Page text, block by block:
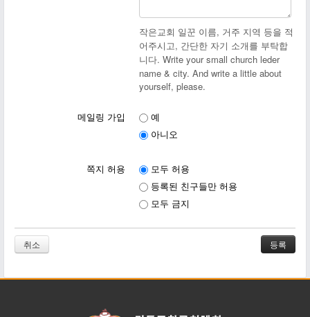
작은교회 일꾼 이름, 거주 지역 등을 적
어주시고, 간단한 자기 소개를 부탁합
니다. Write your small church leder
name & city. And write a little about
yourself, please.
메일링 가입
예
아니오
쪽지 허용
모두 허용
등록된 친구들만 허용
모두 금지
취소